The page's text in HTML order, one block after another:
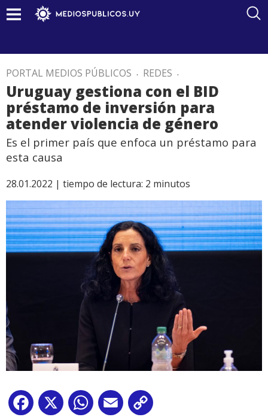
PORTAL MEDIOS PÚBLICOS . REDES .
Uruguay gestiona con el BID
préstamo de inversión para
atender violencia de género
Es el primer país que enfoca un préstamo para
esta causa
28.01.2022 | tiempo de lectura: 2 minutos
Facebook
X WhatsApp
Email